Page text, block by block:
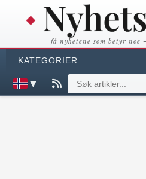
få nyhetene som betyr
KATEGORIER
▼